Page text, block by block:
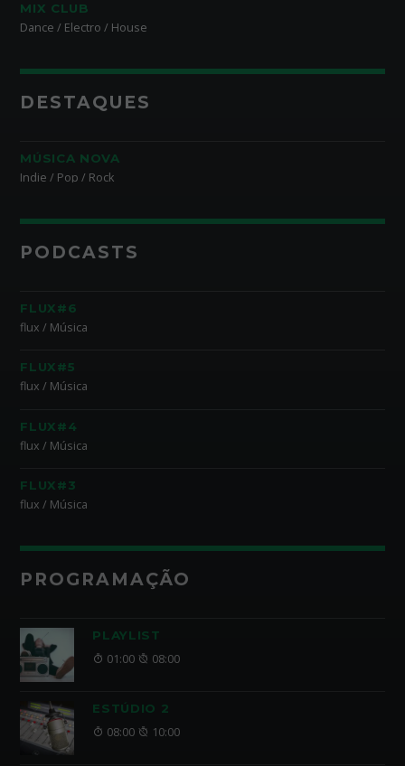
MIX CLUB
Dance / Electro / House
DESTAQUES
MÚSICA NOVA
Indie / Pop / Rock
PODCASTS
FLUX#6
flux / Música
FLUX#5
flux / Música
FLUX#4
flux / Música
FLUX#3
flux / Música
PROGRAMAÇÃO
PLAYLIST
01:00 08:00
ESTÚDIO 2
08:00 10:00